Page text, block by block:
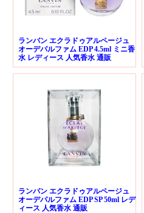
ランバン エクラドゥアルページュ
オーデパルファム EDP 4.5ml ミニ香
水 レディース 人気香水 通販
ランバン エクラドゥアルページュ
オーデパルファム EDP SP 50ml レデ
ィース 人気香水 通販